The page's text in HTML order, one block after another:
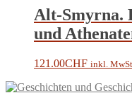
Alt-Smyrna.
und
121.00CHF inkl.